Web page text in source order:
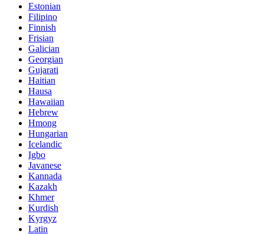
Estonian
Filipino
Finnish
Frisian
Galician
Georgian
Gujarati
Haitian
Hausa
Hawaiian
Hebrew
Hmong
Hungarian
Icelandic
Igbo
Javanese
Kannada
Kazakh
Khmer
Kurdish
Kyrgyz
Latin